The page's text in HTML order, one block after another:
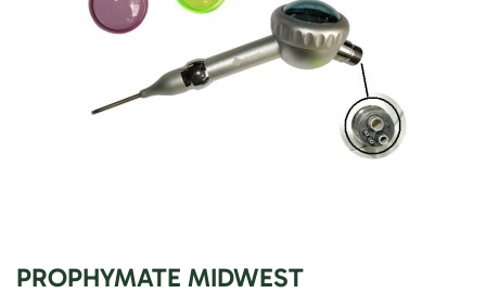
PROPHYMATE MIDWEST